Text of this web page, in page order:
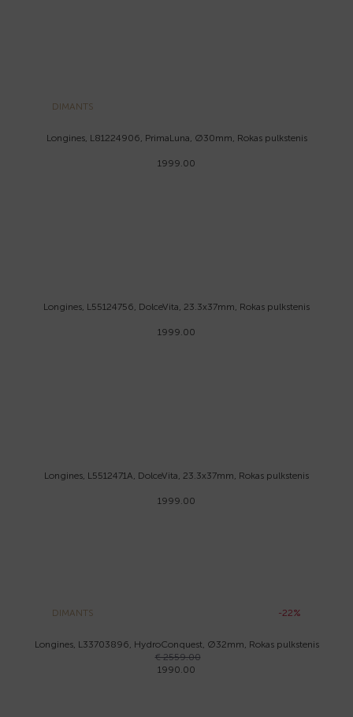
DIMANTS
Longines, L81224906, PrimaLuna, Ø30mm, Rokas pulkstenis
1999.00
Longines, L55124756, DolceVita, 23.3x37mm, Rokas pulkstenis
1999.00
Longines, L5512471A, DolceVita, 23.3x37mm, Rokas pulkstenis
1999.00
DIMANTS -22%
Longines, L33703896, HydroConquest, Ø32mm, Rokas pulkstenis
€ 2559.00
1990.00